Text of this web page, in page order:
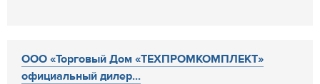
ООО «Торговый Дом «ТЕХПРОМКОМПЛЕКТ»
официальный дилер...